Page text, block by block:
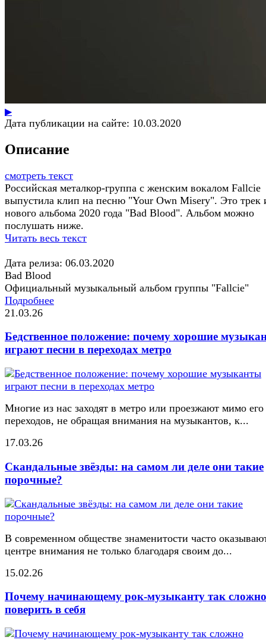
▶
Дата публикации на сайте: 10.03.2020
Описание
смотреть текст
Российская металкор-группа с женским вокалом Fallcie
выпустила клип на песню "Your Own Misery". Это трек
нового альбома 2020 года "Bad Blood". Альбом можно
послушать ниже.
Читать весь текст
Дата релиза: 06.03.2020
Bad Blood
Официальный музыкальный альбом группы "Fallcie"
Подробнее
21.03.26
Бедственное положение: почему хорошие
играют песни в переходах метро
Многие из нас заходят в метро или проезжают мимо его
переходов, не обращая внимания на музыкантов, к...
17.03.26
Скандальные звёзды: на самом ли деле они такие
порочные?
В современном обществе знаменитости часто
центре внимания не только благодаря своим до...
15.02.26
Почему начинающему рок-музыканту так сложно
поверить в себя